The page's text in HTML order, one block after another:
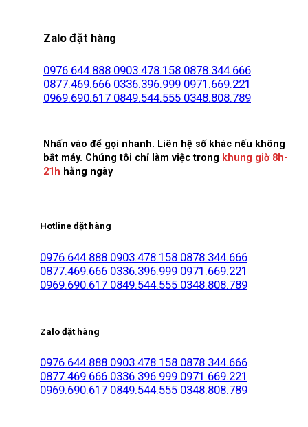
Zalo đặt hàng
0976.644.888 0903.478.158 0878.344.666
0877.469.666 0336.396.999 0971.669.221
0969.690.617 0849.544.555 0348.808.789
Nhấn vào để gọi nhanh. Liên hệ số khác nếu không
bắt máy. Chúng tôi chỉ làm việc trong khung giờ 8h-
21h hằng ngày
Hotline đặt hàng
0976.644.888 0903.478.158 0878.344.666
0877.469.666 0336.396.999 0971.669.221
0969.690.617 0849.544.555 0348.808.789
Zalo đặt hàng
0976.644.888 0903.478.158 0878.344.666
0877.469.666 0336.396.999 0971.669.221
0969.690.617 0849.544.555 0348.808.789